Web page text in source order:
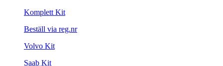
Komplett Kit
Beställ via reg.nr
Volvo Kit
Saab Kit